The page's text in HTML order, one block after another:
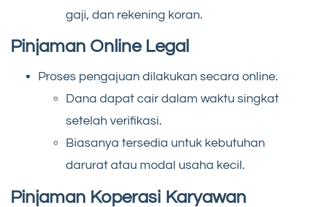
gaji, dan rekening koran.
Pinjaman Online Legal
Proses pengajuan dilakukan secara online.
Dana dapat cair dalam waktu singkat
setelah verifikasi.
Biasanya tersedia untuk kebutuhan
darurat atau modal usaha kecil.
Pinjaman Koperasi Karyawan